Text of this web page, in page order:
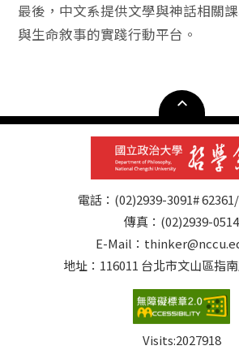
最後，中文系提供文學與神話相關
與生命敘事的實踐行動平台。
電話：(02)2939-3091#
傳真：(02)2939-0514
E-Mail：
地址：116011 台北市文山區指
Visits:2027918